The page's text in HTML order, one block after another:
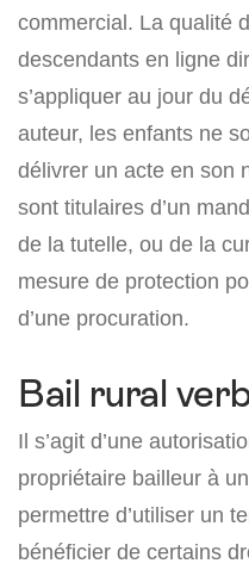
commercial. La qualité
descendants en ligne
s’appliquer au jour du
auteur, les enfants ne
délivrer un acte en son
sont titulaires d’un
de la tutelle, ou de la
mesure de protection
d’une procuration.
Bail rural
Il s’agit d’une
propriétaire bailleur à
permettre d’utiliser un
bénéficier de certains